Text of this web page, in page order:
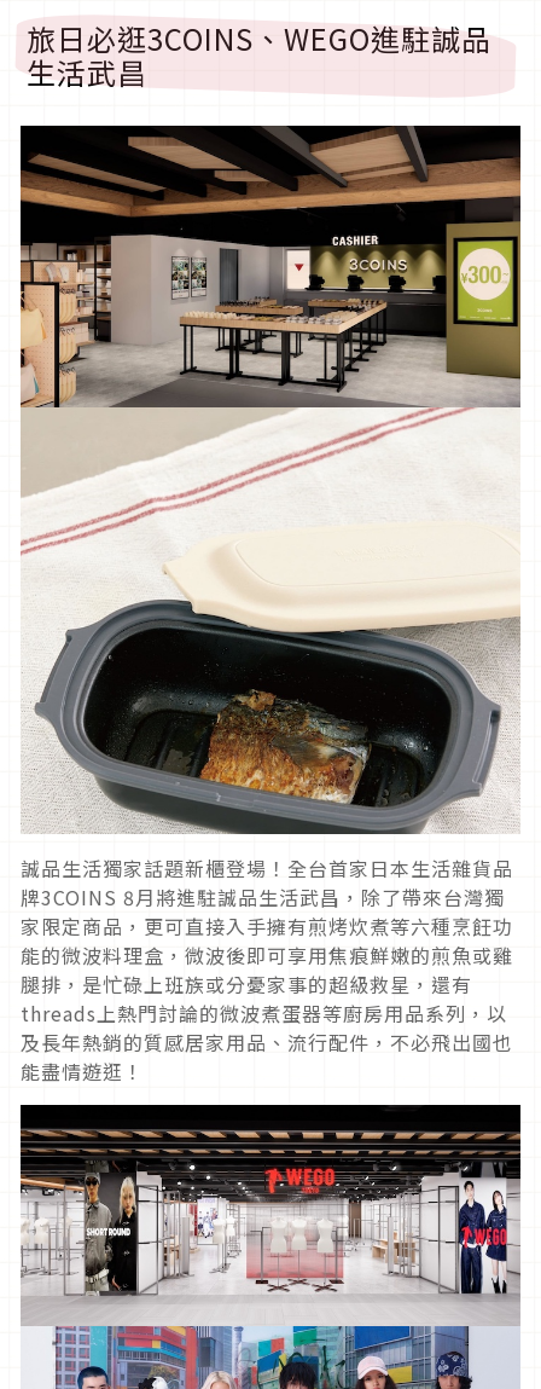
旅日必逛3COINS、WEGO進駐誠品
生活武昌
誠品生活獨家話題新櫃登場！全台首家日本生活雜貨品
牌3COINS 8月將進駐誠品生活武昌，除了帶來台灣獨
家限定商品，更可直接入手擁有煎烤炊煮等六種烹飪功
能的微波料理盒，微波後即可享用焦痕鮮嫩的煎魚或雞
腿排，是忙碌上班族或分憂家事的超級救星，還有
threads上熱門討論的微波煮蛋器等廚房用品系列，以
及長年熱銷的質感居家用品、流行配件，不必飛出國也
能盡情遊逛！